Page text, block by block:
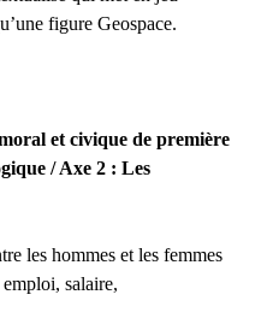
figure Geospace.
et civique de première
/ Axe 2 : Les
les hommes et les femmes
salaire,